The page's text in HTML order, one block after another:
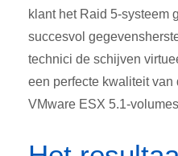
klant het Raid 5-systeem
succesvol
technici de schijven
een perfecte kwaliteit
VMware ESX 5.1-